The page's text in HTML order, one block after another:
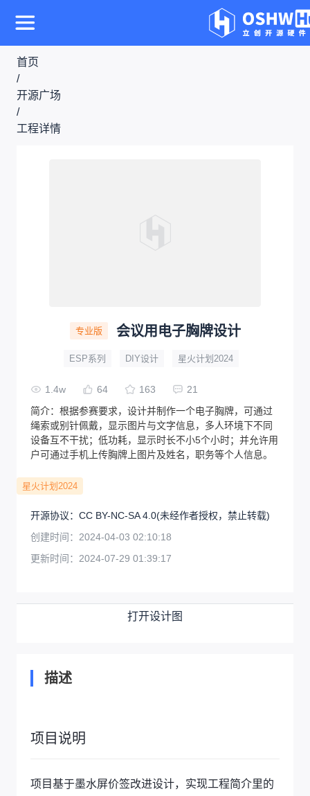
首页
/
开源广场
/
工程详情
专业版 会议用电子胸牌设计
ESP系列 DIY设计 星火计划2024
1.4w 64 163
21
简介： 根据参赛要求，设计并制作一个电子胸牌，可通过
绳索或别针佩戴，显示图片与文字信息，多人环境下不同
设备互不干扰；低功耗，显示时长不小5个小时；并允许用
户可通过手机上传胸牌上图片及姓名，职务等个人信息。
星火计划2024
开源协议： CC BY-NC-SA 4.0(未经作者授权，禁止转载)
创建时间： 2024-04-03 02:10:18
更新时间： 2024-07-29 01:39:17
打开设计图
描述
项目说明
项目基于墨水屏价签改进设计，实现工程简介里的